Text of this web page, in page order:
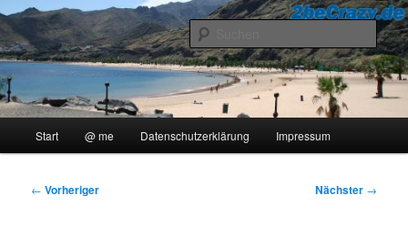
Zum
primären
Inhalt
springen2beCrazy
..::Ollis Blog::..
Start @ me Datenschutzerklärung Impressum
Beitragsnavigation
← Vorheriger Nächster →